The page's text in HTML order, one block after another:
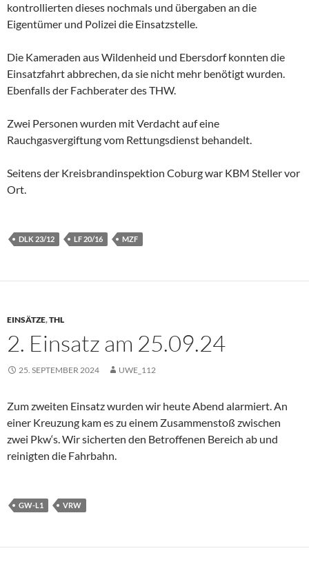
kontrollierten dieses nochmals und übergaben an die
Eigentümer und Polizei die Einsatzstelle.
Die Kameraden aus Wildenheid und Ebersdorf konnten die
Einsatzfahrt abbrechen, da sie nicht mehr benötigt wurden.
Ebenfalls der Fachberater des THW.
Zwei Personen wurden mit Verdacht auf eine
Rauchgasvergiftung vom Rettungsdienst behandelt.
Seitens der Kreisbrandinspektion Coburg war KBM Steller vor
Ort.
DLK 23/12 LF 20/16 MZF
EINSÄTZE,THL
2. Einsatz am 25.09.24
25. SEPTEMBER 2024 UWE_112
Zum zweiten Einsatz wurden wir heute Abend alarmiert. An
einer Kreuzung kam es zu einem Zusammenstoß zwischen
zwei Pkw‘s. Wir sicherten den Betroffenen Bereich ab und
reinigten die Fahrbahn.
GW-L1 VRW